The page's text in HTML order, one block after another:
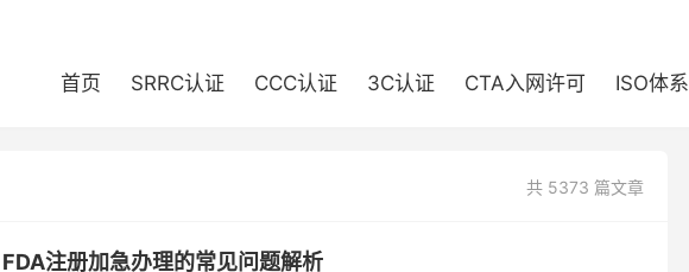
首页 SRRC认证 CCC认证 3C认证 CTA入网许可 ISO体系
共 5373 篇文章
FDA注册加急办理的常见问题解析